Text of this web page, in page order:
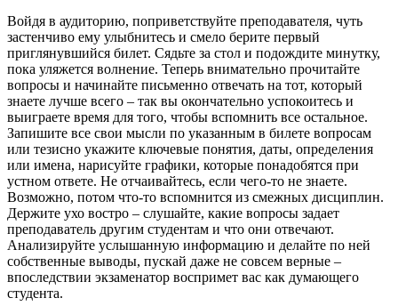
Войдя в аудиторию, поприветствуйте преподавателя, чуть
застенчиво ему улыбнитесь и смело берите первый
приглянувшийся билет. Сядьте за стол и подождите минутку,
пока уляжется волнение. Теперь внимательно прочитайте
вопросы и начинайте письменно отвечать на тот, который
знаете лучше всего – так вы окончательно успокоитесь и
выиграете время для того, чтобы вспомнить все остальное.
Запишите все свои мысли по указанным в билете вопросам
или тезисно укажите ключевые понятия, даты, определения
или имена, нарисуйте графики, которые понадобятся при
устном ответе. Не отчаивайтесь, если чего-то не знаете.
Возможно, потом что-то вспомнится из смежных дисциплин.
Держите ухо востро – слушайте, какие вопросы задает
преподаватель другим студентам и что они отвечают.
Анализируйте услышанную информацию и делайте по ней
собственные выводы, пускай даже не совсем верные –
впоследствии экзаменатор воспримет вас как думающего
студента.